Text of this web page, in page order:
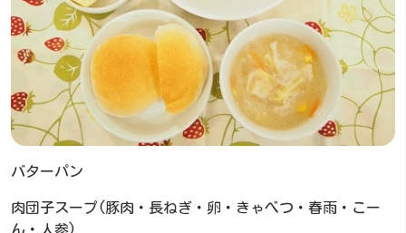
バターパン
肉団子スープ(豚肉・長ねぎ・卵・きゃべつ・春雨・こー
ん・人参)